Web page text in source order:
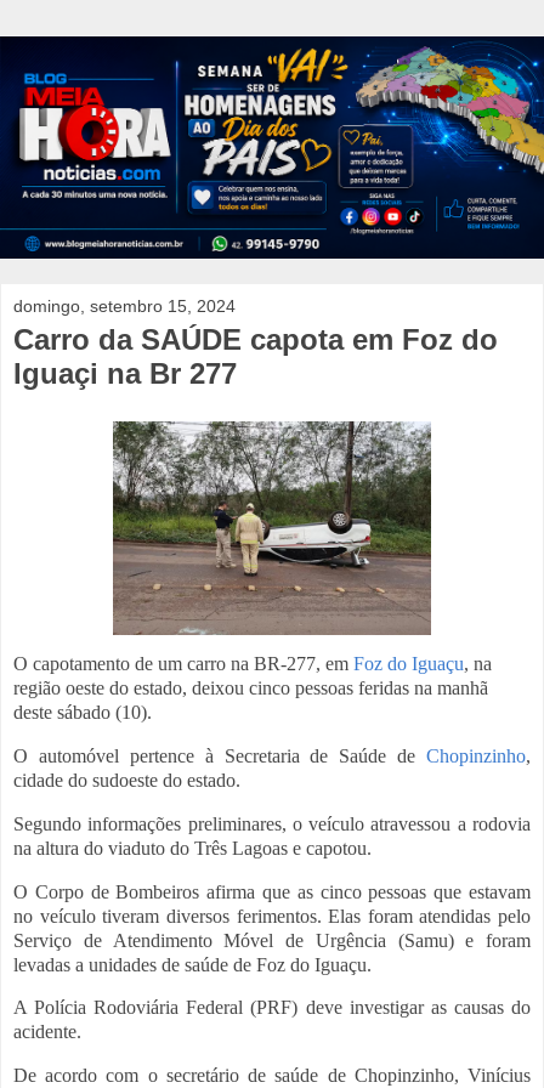
domingo, setembro 15, 2024
Carro da SAÚDE capota em Foz do
Iguaçi na Br 277
O capotamento de um carro na BR-277, em Foz do Iguaçu, na
região oeste do estado, deixou cinco pessoas feridas na manhã
deste sábado (10).
O automóvel pertence à Secretaria de Saúde de Chopinzinho,
cidade do sudoeste do estado.
Segundo informações preliminares, o veículo atravessou a rodovia
na altura do viaduto do Três Lagoas e capotou.
O Corpo de Bombeiros afirma que as cinco pessoas que estavam
no veículo tiveram diversos ferimentos. Elas foram atendidas pelo
Serviço de Atendimento Móvel de Urgência (Samu) e foram
levadas a unidades de saúde de Foz do Iguaçu.
A Polícia Rodoviária Federal (PRF) deve investigar as causas do
acidente.
De acordo com o secretário de saúde de Chopinzinho, Vinícius